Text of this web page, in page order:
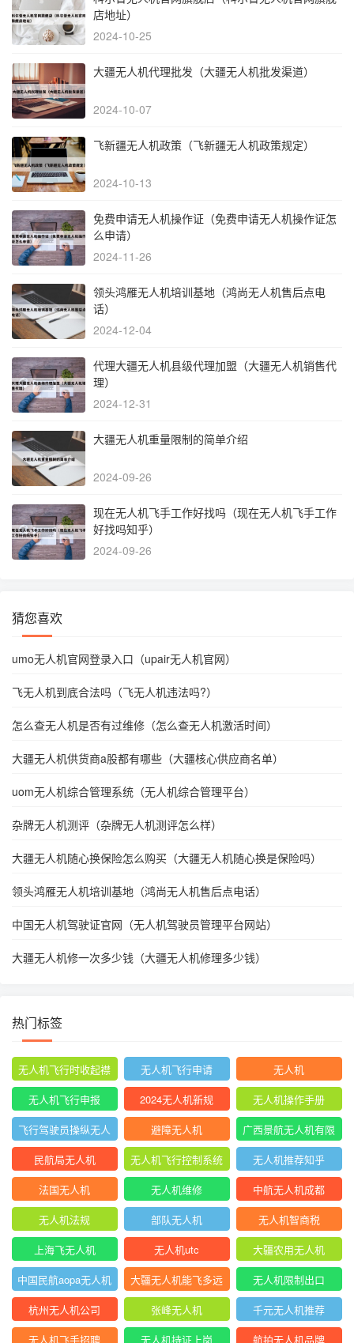
店地址）
2024-10-25
大疆无人机代理批发（大疆无人机批发渠道）
2024-10-07
飞新疆无人机政策（飞新疆无人机政策规定）
2024-10-13
免费申请无人机操作证（免费申请无人机操作证怎
么申请）
2024-11-26
领头鸿雁无人机培训基地（鸿尚无人机售后点电
话）
2024-12-04
代理大疆无人机县级代理加盟（大疆无人机销售代
理）
2024-12-31
大疆无人机重量限制的简单介绍
2024-09-26
现在无人机飞手工作好找吗（现在无人机飞手工作
好找吗知乎）
2024-09-26
猜您喜欢
umo无人机官网登录入口（upair无人机官网）
飞无人机到底合法吗（飞无人机违法吗?）
怎么查无人机是否有过维修（怎么查无人机激活时间）
大疆无人机供货商a股都有哪些（大疆核心供应商名单）
uom无人机综合管理系统（无人机综合管理平台）
杂牌无人机测评（杂牌无人机测评怎么样）
大疆无人机随心换保险怎么购买（大疆无人机随心换是保险吗）
领头鸿雁无人机培训基地（鸿尚无人机售后点电话）
中国无人机驾驶证官网（无人机驾驶员管理平台网站）
大疆无人机修一次多少钱（大疆无人机修理多少钱）
热门标签
无人机飞行时收起襟
翼
无人机飞行申请
无人机
无人机飞行申报
2024无人机新规
无人机操作手册
飞行驾驶员操纵无人
机坡度转弯时
避障无人机
广西景航无人机有限
公司官网首页
民航局无人机
无人机飞行控制系统
中的pid控制器
无人机推荐知乎
法国无人机
无人机维修
中航无人机成都
无人机法规
部队无人机
无人机智商税
上海飞无人机
无人机utc
大疆农用无人机
中国民航aopa无人机
驾驶员合格证
大疆无人机能飞多远
无人机限制出口
杭州无人机公司
张峰无人机
千元无人机推荐
无人机飞手招聘
无人机持证上岗 航拍无人机品牌